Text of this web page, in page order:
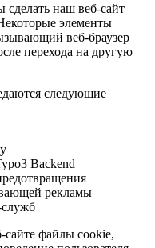
наш веб-сайт
элементы
веб-браузер
перехода на другую
следующие
Backend
рекламы
файлы cookie,